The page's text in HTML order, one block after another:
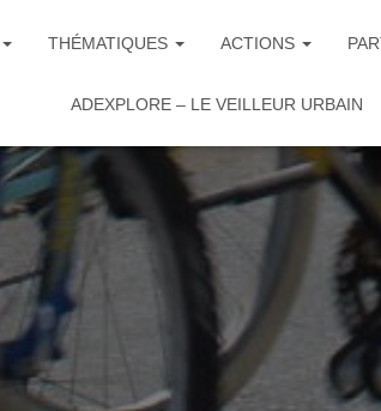
THÉMATIQUES ACTIONS
ADEXPLORE – LE VEILLEUR URBAIN